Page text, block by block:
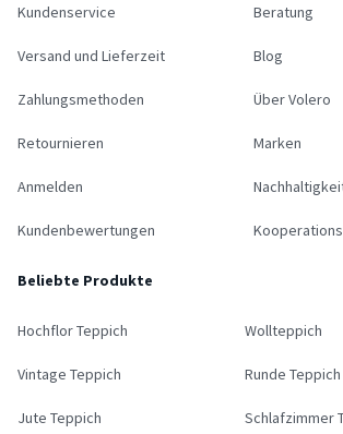
Kundenservice
Versand und Lieferzeit
Zahlungsmethoden
Retournieren
Anmelden
Kundenbewertungen
Beratung
Blog
Über Volero
Marken
Beliebte Produkte
Hochflor Teppich Wollteppich
Vintage Teppich Runde Teppich
Jute Teppich Schlafzimmer